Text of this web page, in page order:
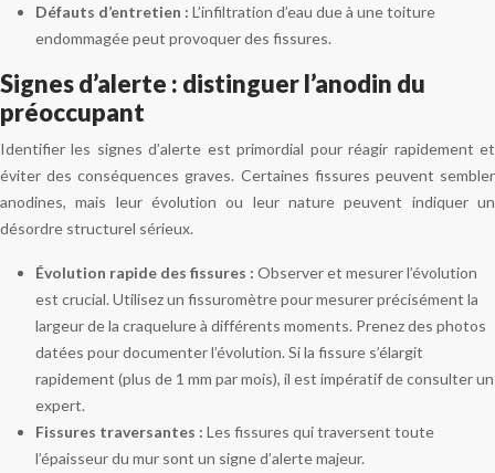
Défauts d’entretien : L’infiltration d’eau due à une toiture
endommagée peut provoquer des fissures.
Signes d’alerte : distinguer l’anodin du
préoccupant
Identifier les signes d’alerte est primordial pour réagir rapidement et
éviter des conséquences graves. Certaines fissures peuvent sembler
anodines, mais leur évolution ou leur nature peuvent indiquer un
désordre structurel sérieux.
Évolution rapide des fissures : Observer et mesurer l’évolution
est crucial. Utilisez un fissuromètre pour mesurer précisément la
largeur de la craquelure à différents moments. Prenez des photos
datées pour documenter l’évolution. Si la fissure s’élargit
rapidement (plus de 1 mm par mois), il est impératif de consulter un
expert.
Fissures traversantes : Les fissures qui traversent toute
l’épaisseur du mur sont un signe d’alerte majeur.